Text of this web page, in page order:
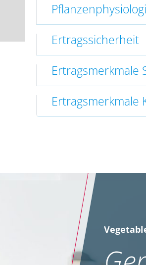
Ertragssicherheit
Ertragsmerkmale
Ertragsmerkmale